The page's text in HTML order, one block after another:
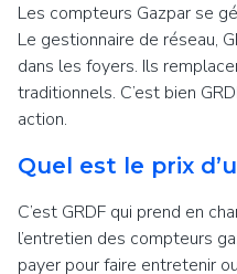
Les compteurs Gazpar se
Le gestionnaire de réseau,
dans les foyers. Ils
traditionnels. C’est bien
action.
Quel est le prix
C’est GRDF qui prend en
l’entretien des compteurs
payer pour faire entretenir